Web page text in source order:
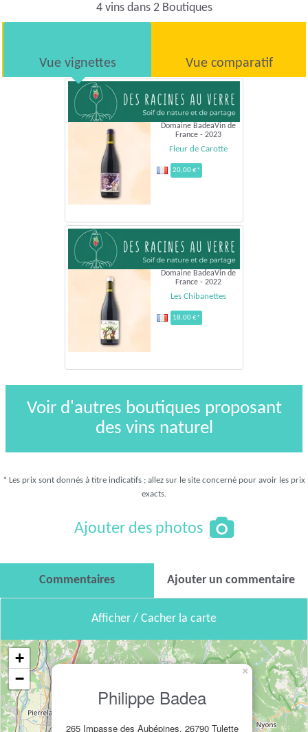
4 vins dans 2 Boutiques
Vue vignettes Vue comparatif
Domaine BadeaVin de
France - 2023
Fleur de Carotte
20,00 €*
Domaine BadeaVin de
France - 2022
Les Chibanettes
18,00 €*
Voir d'autres boutiques proposant
des vins naturel
* Les prix sont donnés à titre indicatifs ; allez sur le site concerné pour avoir les prix
exacts.
Ajouter des photos
Commentaires Ajouter un commentaire
Afficher / Cacher la carte
Philippe Badea
265 Impasse des Aubépines, 26790 Tulette
×
+
−